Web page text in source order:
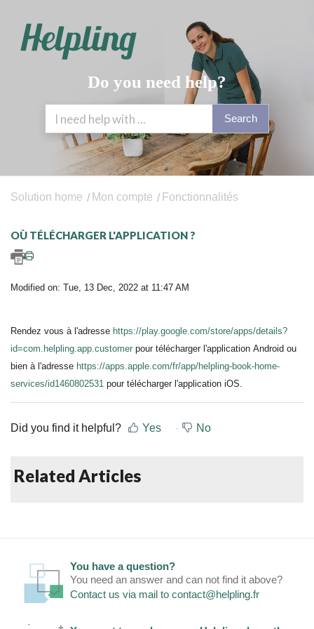
Do you need help?
Search
Solution home Mon compte Fonctionnalités
OÙ TÉLÉCHARGER L'APPLICATION ?
Modified on: Tue, 13 Dec, 2022 at 11:47 AM
Rendez vous à l'adresse https://play.google.com/store/apps/details?
id=com.helpling.app.customer pour télécharger l'application Android ou
bien à l'adresse https://apps.apple.com/fr/app/helpling-book-home-
services/id1460802531 pour télécharger l'application iOS.
Did you find it helpful? Yes No
Related Articles
You have a question?
You need an answer and can not find it above?
Contact us via mail to contact@helpling.fr